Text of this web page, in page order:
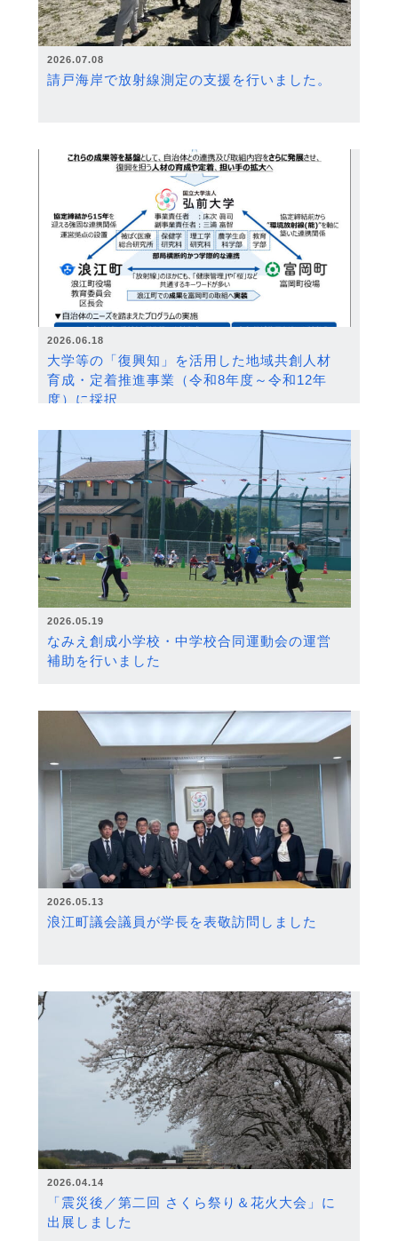
2026.07.08
請戸海岸で放射線測定の支援を行いました。
2026.06.18
大学等の「復興知」を活用した地域共創人材
育成・定着推進事業（令和8年度～令和12年
度）に採択
2026.05.19
なみえ創成小学校・中学校合同運動会の運営
補助を行いました
2026.05.13
浪江町議会議員が学長を表敬訪問しました
2026.04.14
「震災後／第二回 さくら祭り＆花火大会」に
出展しました